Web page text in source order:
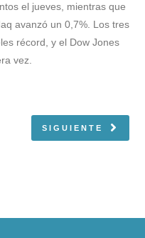
el jueves, mientras que
avanzó un 0,7%. Los tres
récord, y el Dow Jones
vez.
SIGUIENTE